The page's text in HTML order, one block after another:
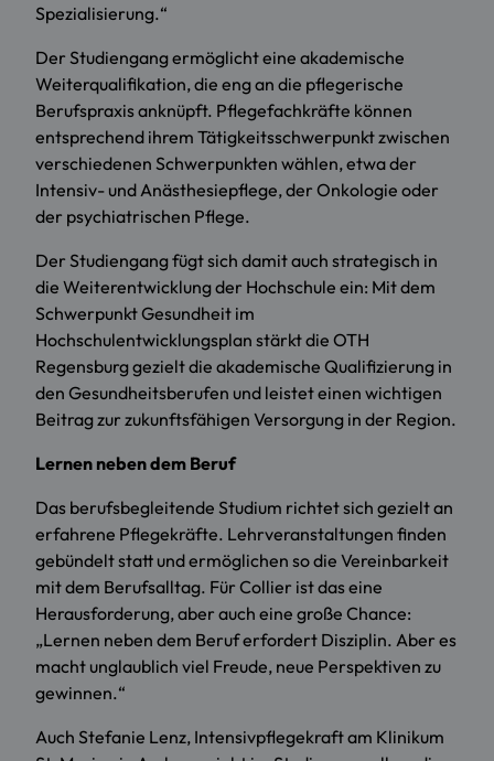
Spezialisierung.“
Der Studiengang ermöglicht eine akademische
Weiterqualifikation, die eng an die pflegerische
Berufspraxis anknüpft. Pflegefachkräfte können
entsprechend ihrem Tätigkeitsschwerpunkt zwischen
verschiedenen Schwerpunkten wählen, etwa der
Intensiv- und Anästhesiepflege, der Onkologie oder
der psychiatrischen Pflege.
Der Studiengang fügt sich damit auch strategisch in
die Weiterentwicklung der Hochschule ein: Mit dem
Schwerpunkt Gesundheit im
Hochschulentwicklungsplan stärkt die OTH
Regensburg gezielt die akademische Qualifizierung in
den Gesundheitsberufen und leistet einen wichtigen
Beitrag zur zukunftsfähigen Versorgung in der Region.
Lernen neben dem Beruf
Das berufsbegleitende Studium richtet sich gezielt an
erfahrene Pflegekräfte. Lehrveranstaltungen finden
gebündelt statt und ermöglichen so die Vereinbarkeit
mit dem Berufsalltag. Für Collier ist das eine
Herausforderung, aber auch eine große Chance:
„Lernen neben dem Beruf erfordert Disziplin. Aber es
macht unglaublich viel Freude, neue Perspektiven zu
gewinnen.“
Auch Stefanie Lenz, Intensivpflegekraft am Klinikum